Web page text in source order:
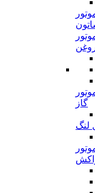
گاز
لنگ